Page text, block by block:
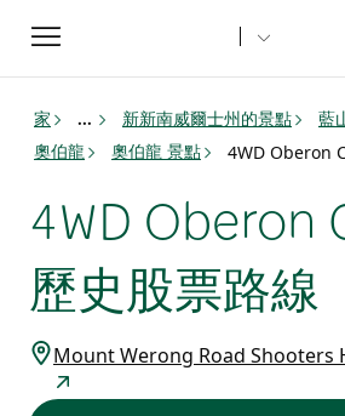
Toggle
navigation
家 ... 新新南威爾士州的景點 藍
奧伯龍
奧伯龍 景點
4WD Oberon
歷史股票路線
Mount Werong Road Shooters